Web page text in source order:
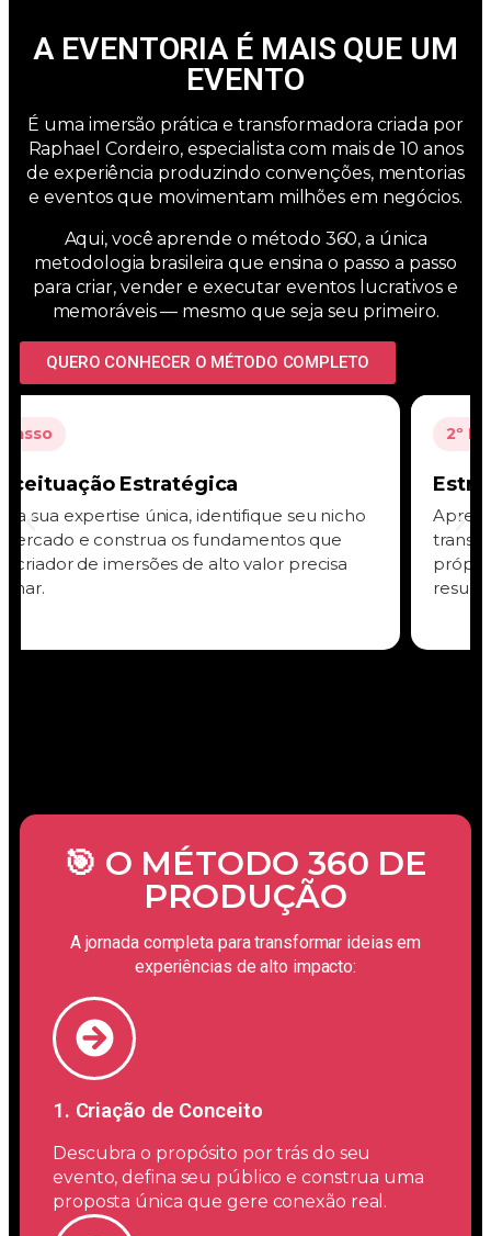
A EVENTORIA É MAIS QUE UM
EVENTO
É uma imersão prática e transformadora criada por
Raphael Cordeiro, especialista com mais de 10 anos
de experiência produzindo convenções, mentorias
e eventos que movimentam milhões em negócios.
Aqui, você aprende o método 360, a única
metodologia brasileira que ensina o passo a passo
para criar, vender e executar eventos lucrativos e
memoráveis — mesmo que seja seu primeiro.
QUERO CONHECER O MÉTODO COMPLETO
Estruturação de conteúdo
Aprenda técnicas práticas para criar jornadas de
transformação, estruturar metodologias
próprias e desenvolver programas que geram
resultados comprovados.
🎯 O MÉTODO 360 DE
PRODUÇÃO
A jornada completa para transformar ideias em
experiências de alto impacto:
1.⁠ ⁠Criação de Conceito
Descubra o propósito por trás do seu
evento, defina seu público e construa uma
proposta única que gere conexão real.